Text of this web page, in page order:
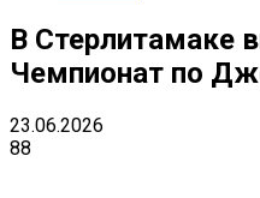
В Стерлитамаке
Чемпионат по
23.06.2026
88